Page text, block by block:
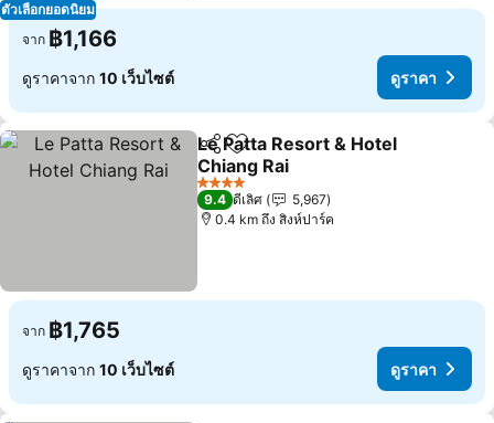
ตัวเลือกยอดนิยม
จาก ฿1,166
ดูราคาจาก 10 เว็บไซต์ ดูราคา
แชร์ เพิ่มในรายการโปรด
Le Patta Resort & Hotel
Chiang Rai
ดูราคา
4 ดาว
9.4 ดีเลิศ
5,967
0.4 km ถึง สิงห์ปาร์ค
จาก ฿1,765
ดูราคาจาก 10 เว็บไซต์ ดูราคา